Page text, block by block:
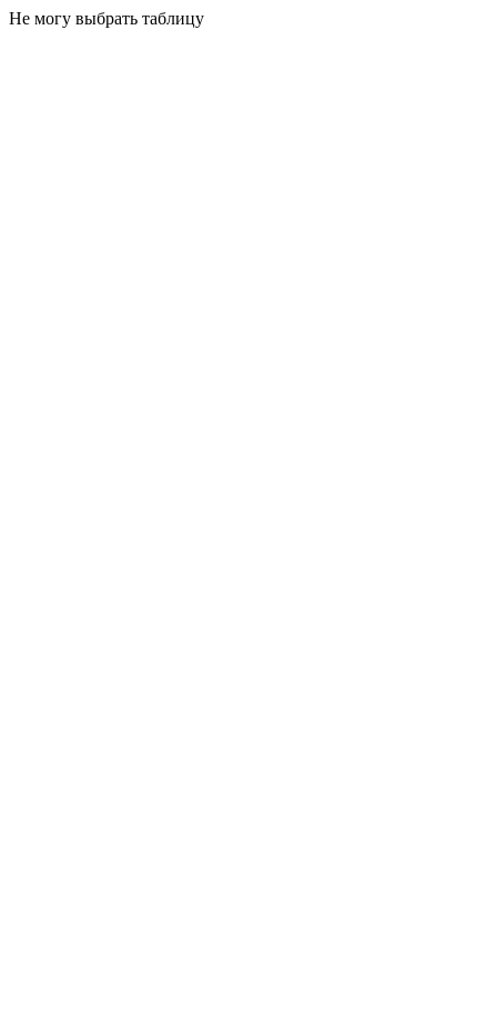
Не могу выбрать таблицу